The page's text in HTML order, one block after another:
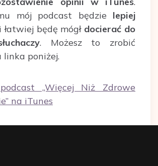
mój podcast będzie lepiej
i łatwiej będę mógł docierać do
. Możesz to zrobić
linka poniżej.
„Więcej Niż Zdrowe
na iTunes